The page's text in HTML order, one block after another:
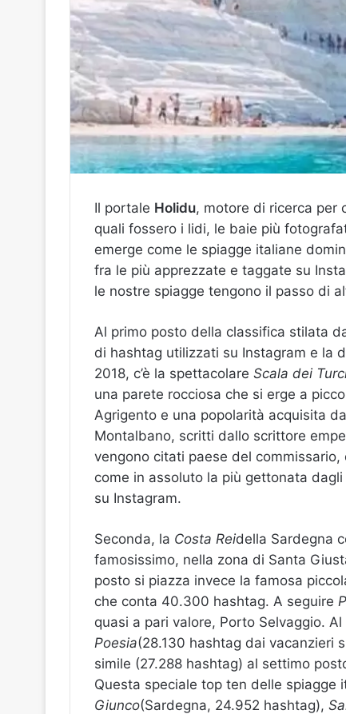
Il portale Holidu, motore di ricerca per
quali fossero i lidi, le baie più
emerge come le spiagge italiane
fra le più apprezzate e taggate su
le nostre spiagge tengono il passo di
Al primo posto della classifica stilata
di hashtag utilizzati su Instagram e la
2018, c’è la spettacolare Scala dei
una parete rocciosa che si erge a
Agrigento e una popolarità acquisita
Montalbano, scritti dallo scrittore
vengono citati paese del
come in assoluto la più gettonata
su Instagram.
Seconda, la Costa Reidella Sardegna
famosissimo, nella zona di Santa
posto si piazza invece la famosa
che conta 40.300 hashtag. A seguire
quasi a pari valore, Porto Selvaggio.
Poesia(28.130 hashtag dai vacanzieri
simile (27.288 hashtag) al settimo
Questa speciale top ten delle spiagge
Giunco(Sardegna, 24.952 hashtag),